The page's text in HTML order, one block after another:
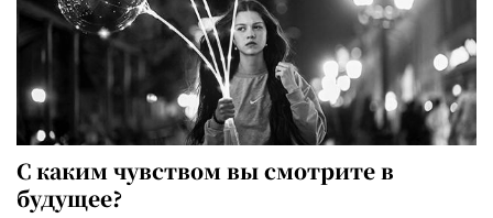
С каким чувством вы смотрите в
будущее?